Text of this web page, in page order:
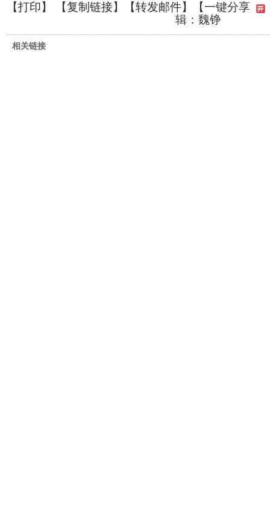
【打印】 【复制链接】【转发邮件】
【一键分享
辑：魏铮
相关链接